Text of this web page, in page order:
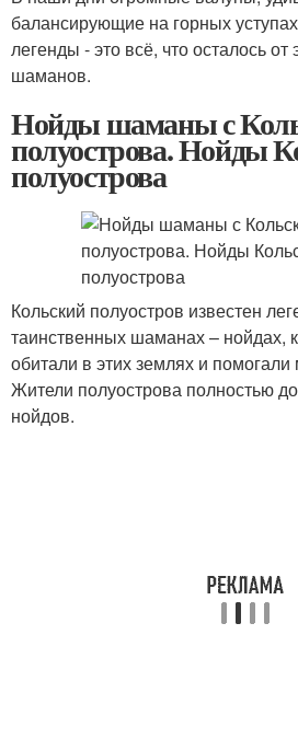
балансирующие на горных
легенды - это всё, что осталось от
шаманов.
Нойды шаманы с
полуострова. Нойды
полуострова
Кольский полуостров известен
таинственных шаманах – нойдах,
обитали в этих землях и
Жители полуострова полностью
нойдов.